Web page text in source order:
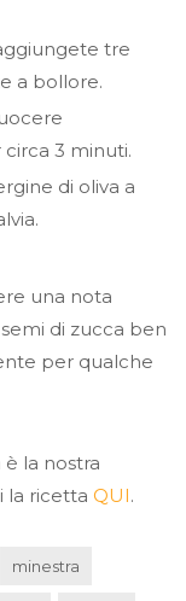
tre
a bollore.
3 minuti.
di oliva a
una nota
di zucca ben
per qualche
la nostra
la ricetta QUI.
minestra